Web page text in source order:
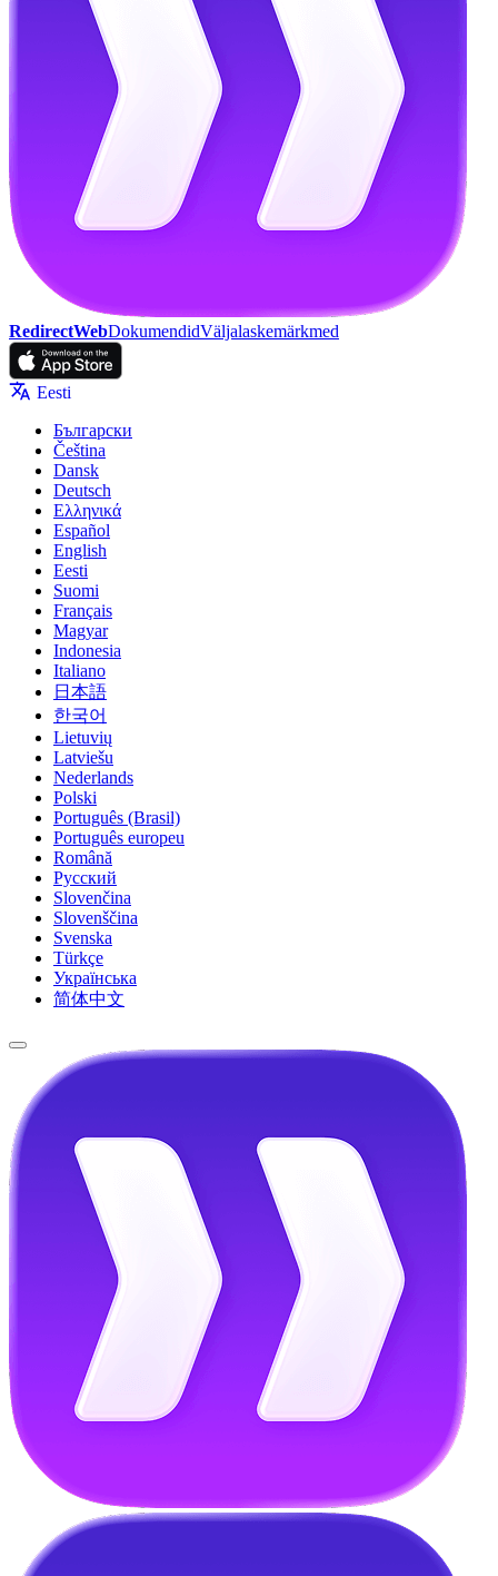
RedirectWebDokumendidVäljalaskemärkmed
Eesti
Български
Čeština
Dansk
Deutsch
Ελληνικά
Español
English
Eesti
Suomi
Français
Magyar
Indonesia
Italiano
日本語
한국어
Lietuvių
Latviešu
Nederlands
Polski
Português (Brasil)
Português europeu
Română
Русский
Slovenčina
Slovenščina
Svenska
Türkçe
Українська
简体中文